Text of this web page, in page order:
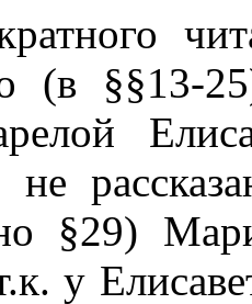
(в §§13-
§29)
у